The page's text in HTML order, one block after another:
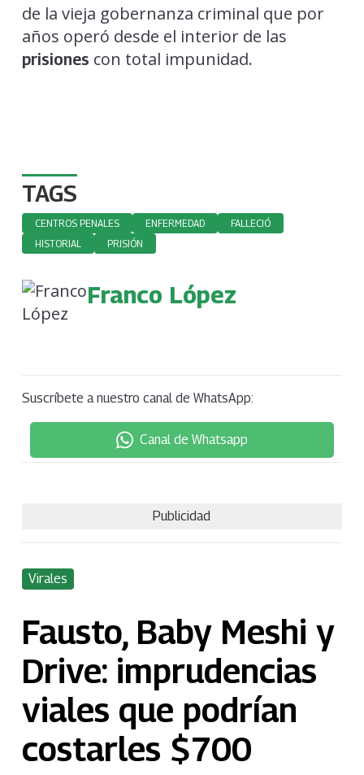
de la vieja gobernanza criminal que por
años operó desde el interior de las
prisiones con total impunidad.
TAGS
CENTROS PENALES ENFERMEDAD
FALLECIÓ
HISTORIAL
PRISIÓN
Franco López
Suscríbete a nuestro canal de WhatsApp:
Canal de Whatsapp
Publicidad
Virales
Fausto, Baby Meshi y
Drive: imprudencias
viales que podrían
costarles $700